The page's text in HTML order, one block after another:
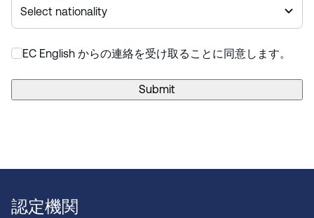
EC English からの連絡を受け取ることに同意します。
Submit
認定機関